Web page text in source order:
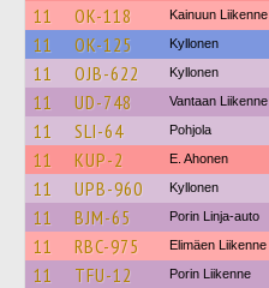
11 OK-118 Kainuun Liikenne
11 OK-125 Kyllonen
11 OJB-622 Kyllonen
11 UD-748 Vantaan Liikenne
11 SLI-64 Pohjola
11 KUP-2 E. Ahonen
11 UPB-960 Kyllonen
11 BJM-65 Porin Linja-auto
11 RBC-975 Elimäen Liikenne
11 TFU-12 Porin Liikenne